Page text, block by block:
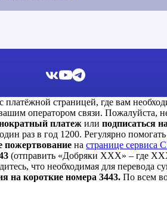
страницей, где вам
оператором связи. Пожалуйста,
платеж или подписаться
раз в год 1200. Регулярно
пожертвование на странице сервиса
(отправить «Добряки ХХХ» – где
что необходимая для перевода
на короткие номера 3443. По всем